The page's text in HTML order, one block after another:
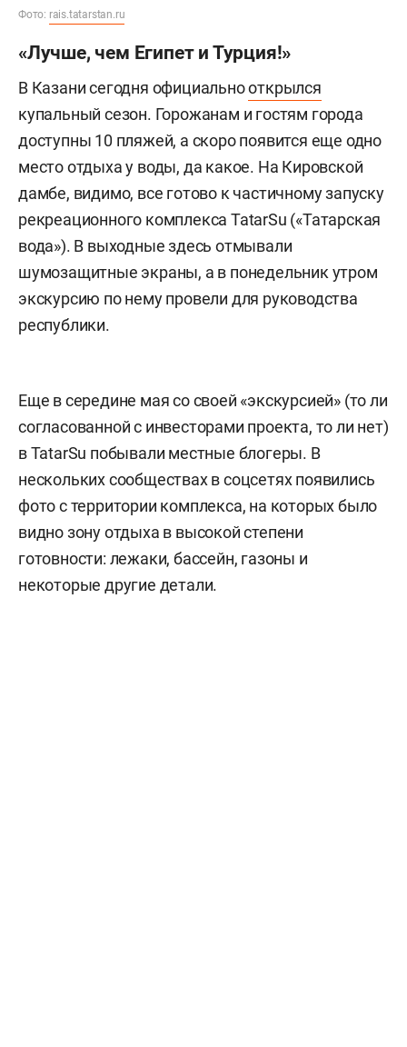
Фото: rais.tatarstan.ru
«Лучше, чем Египет и Турция!»
В Казани сегодня официальнооткрылся
купальный сезон. Горожанам и гостям города
доступны 10 пляжей, а скоро появится еще одно
место отдыха у воды, да какое. На Кировской
дамбе, видимо, все готово к частичному запуску
рекреационного комплекса TatarSu («Татарская
вода»). В выходные здесь отмывали
шумозащитные экраны, а в понедельник утром
экскурсию по нему провели для руководства
республики.
Еще в середине мая со своей «экскурсией» (то ли
согласованной с инвесторами проекта, то ли нет)
в TatarSu побывали местные блогеры. В
нескольких сообществах в соцсетях появились
фото с территории комплекса, на которых было
видно зону отдыха в высокой степени
готовности: лежаки, бассейн, газоны и
некоторые другие детали.